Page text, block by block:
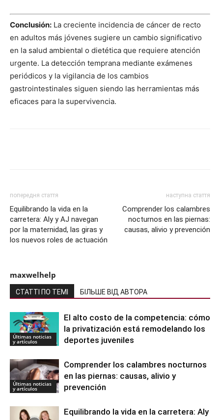
Conclusión: La creciente incidencia de cáncer de recto
en adultos más jóvenes sugiere un cambio significativo
en la salud ambiental o dietética que requiere atención
urgente. La detección temprana mediante exámenes
periódicos y la vigilancia de los cambios
gastrointestinales siguen siendo las herramientas más
eficaces para la supervivencia.
попередня стаття
Equilibrando la vida en la
carretera: Aly y AJ navegan
por la maternidad, las giras y
los nuevos roles de actuación
наступна стаття
Comprender los calambres
nocturnos en las piernas:
causas, alivio y prevención
maxwelhelp
СТАТТІ ПО ТЕМІ БІЛЬШЕ ВІД АВТОРА
Últimas noticias
y artículos
El alto costo de la competencia: cómo
la privatización está remodelando los
deportes juveniles
Últimas noticias
y artículos
Comprender los calambres nocturnos
en las piernas: causas, alivio y
prevención
Equilibrando la vida en la carretera: Aly